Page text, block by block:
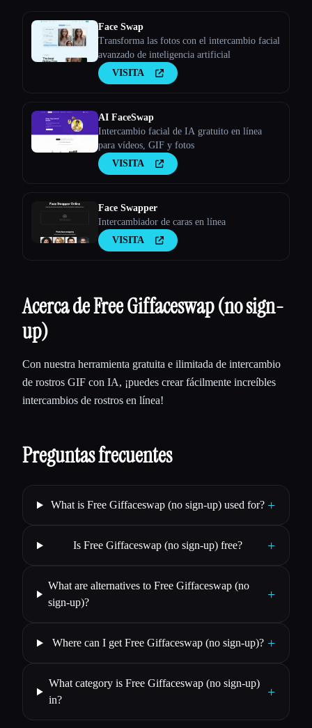
Face Swap
Transforma las fotos con el intercambio facial
avanzado de inteligencia artificial
VISITA
AI FaceSwap
Intercambio facial de IA gratuito en línea
para vídeos, GIF y fotos
VISITA
Face Swapper
Intercambiador de caras en línea
VISITA
Acerca de Free Giffaceswap (no sign-
up)
Con nuestra herramienta gratuita e ilimitada de intercambio
de rostros GIF con IA, ¡puedes crear fácilmente increíbles
intercambios de rostros en línea!
Preguntas frecuentes
What is Free Giffaceswap (no sign-up) used for? +
Is Free Giffaceswap (no sign-up) free? +
What are alternatives to Free Giffaceswap (no
sign-up)?
+
Where can I get Free Giffaceswap (no sign-up)? +
What category is Free Giffaceswap (no sign-up)
in?
+